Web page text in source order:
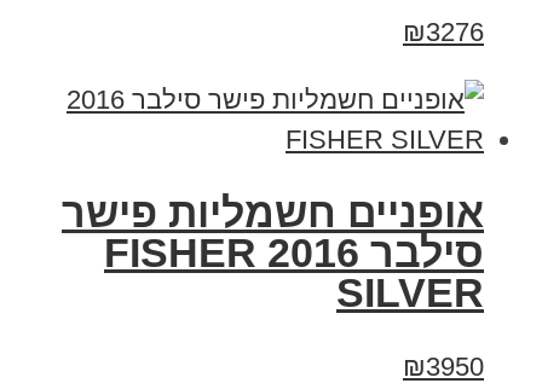
₪3276
אופניים חשמליות פישר
סילבר 2016 FISHER
SILVER
₪3950